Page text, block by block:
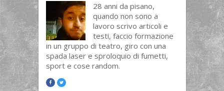
28 anni da pisano,
quando non sono a
lavoro scrivo articoli e
testi, faccio formazione
in un gruppo di teatro, giro con una
spada laser e sproloquio di fumetti,
sport e cose random.